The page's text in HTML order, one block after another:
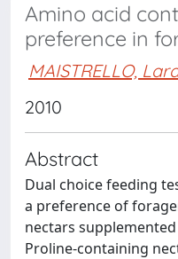
Amino acid
preference in
MAISTRELLO,
2010
Abstract
Dual choice feeding
a preference of
nectars
Proline-containing